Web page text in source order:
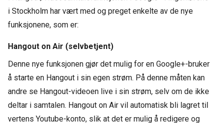
i Stockholm har vært med og preget enkelte av de nye
funksjonene, som er:
Hangout on Air (selvbetjent)
Denne nye funksjonen gjør det mulig for en Google+-bruker
å starte en Hangout i sin egen strøm. På denne måten kan
andre se Hangout-videoen live i sin strøm, selv om de ikke
deltar i samtalen. Hangout on Air vil automatisk bli lagret til
vertens Youtube-konto, slik at det er mulig å redigere og